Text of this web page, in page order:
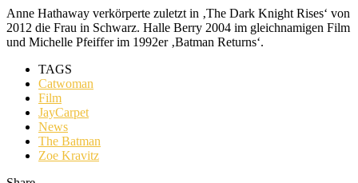
Anne Hathaway verkörperte zuletzt in ‚The Dark Knight Rises‘ von
2012 die Frau in Schwarz. Halle Berry 2004 im gleichnamigen Film
und Michelle Pfeiffer im 1992er ‚Batman Returns‘.
TAGS
Catwoman
Film
JayCarpet
News
The Batman
Zoe Kravitz